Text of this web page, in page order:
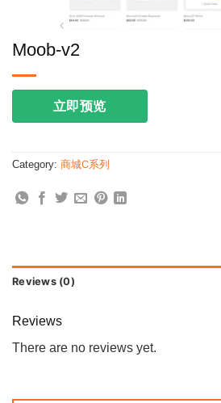
Moob-v2
立即预览
Category: 商城C系列
Reviews (0)
Reviews
There are no reviews yet.